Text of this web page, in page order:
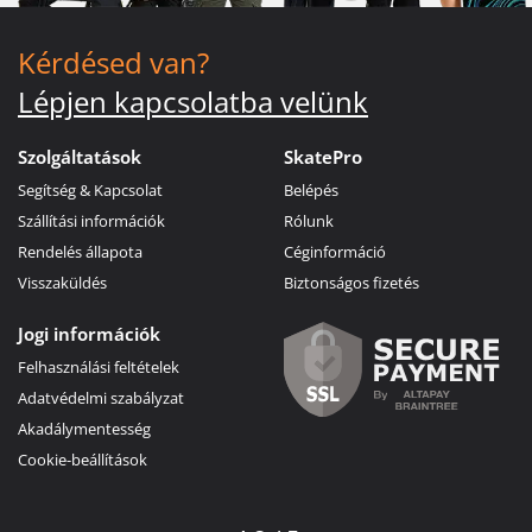
Kérdésed van?
Lépjen kapcsolatba velünk
Szolgáltatások
Segítség & Kapcsolat
Szállítási információk
Rendelés állapota
Visszaküldés
SkatePro
Belépés
Rólunk
Céginformáció
Biztonságos fizetés
Jogi információk
Felhasználási feltételek
Adatvédelmi szabályzat
Akadálymentesség
Cookie-beállítások